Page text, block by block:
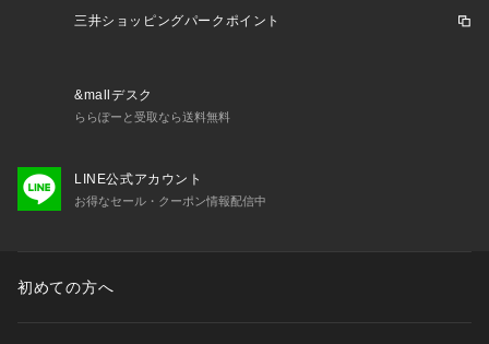
三井ショッピングパークポイント
&mallデスク
ららぽーと受取なら送料無料
LINE公式アカウント
お得なセール・クーポン情報配信中
初めての方へ